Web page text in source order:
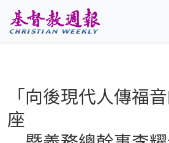
「向後現代人傳福
座